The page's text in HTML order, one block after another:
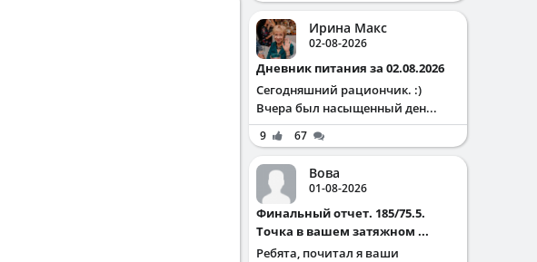
Ирина Макс
02-08-2026
Дневник питания за 02.08.2026
Сегодняшний рациончик. :)
Вчера был насыщенный ден...
9 67
Вова
01-08-2026
Финальный отчет. 185/75.5.
Точка в вашем затяжном ...
Ребята, почитал я ваши